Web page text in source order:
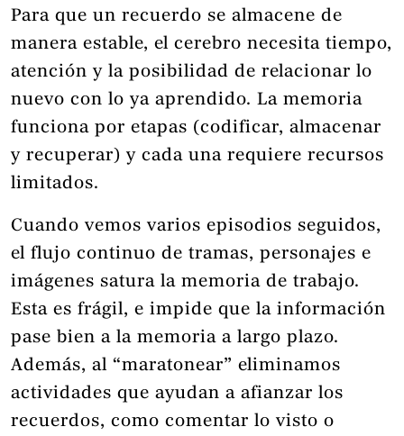
Para que un recuerdo se almacene de
manera estable, el cerebro necesita tiempo,
atención y la posibilidad de relacionar lo
nuevo con lo ya aprendido. La memoria
funciona por etapas (codificar, almacenar
y recuperar) y cada una requiere recursos
limitados.
Cuando vemos varios episodios seguidos,
el flujo continuo de tramas, personajes e
imágenes satura la memoria de trabajo.
Esta es frágil, e impide que la información
pase bien a la memoria a largo plazo.
Además, al “maratonear” eliminamos
actividades que ayudan a afianzar los
recuerdos, como comentar lo visto o